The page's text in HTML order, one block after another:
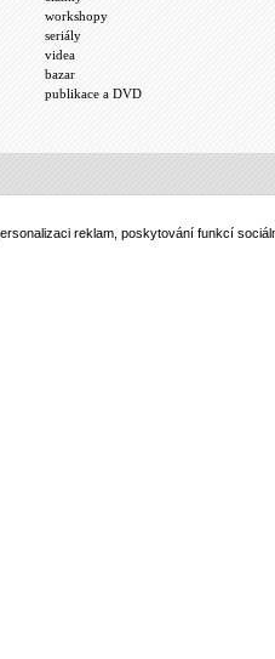
workshopy
seriály
videa
bazar
publikace a DVD
reklam, poskytování funkcí